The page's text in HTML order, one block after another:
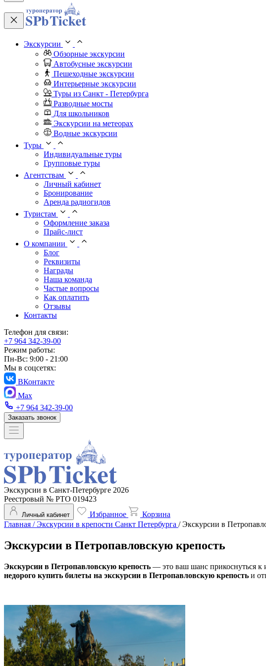
Экскурсии
Обзорные экскурсии
Автобусные экскурсии
Пешеходные экскурсии
Интерьерные экскурсии
Туры из Санкт - Петербурга
Разводные мосты
Для школьников
Экскурсии на метеорах
Водные экскурсии
Туры
Индивидуальные туры
Групповые туры
Агентствам
Личный кабинет
Бронирование
Аренда радиогидов
Туристам
Оформление заказа
Прайс-лист
О компании
Блог
Реквизиты
Награды
Наша команда
Частые вопросы
Как оплатить
Отзывы
Контакты
Телефон для связи:
+7 964 342-39-00
Режим работы:
Пн-Вс: 9:00 - 21:00
Мы в соцсетях:
ВКонтакте
Max
+7 964 342-39-00
Заказать звонок
Экскурсии в Санкт-Петербурге 2026
Реестровый № РТО 019423
Личный кабинет Избранное
Корзина
Главная /Экскурсии в крепости Санкт Петербурга /Экскурсии в
Экскурсии в Петропавловскую крепость
Экскурсии в Петропавловскую крепость — это ваш шанс прикоснуться к
недорого купить билеты на экскурсии в Петропавловскую крепость и